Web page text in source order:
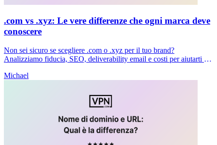
.com vs .xyz: Le vere differenze che ogni marca deve
conoscere
Non sei sicuro se scegliere .com o .xyz per il tuo brand?
Analizziamo fiducia, SEO, deliverability email e costi per aiutarti a
Michael